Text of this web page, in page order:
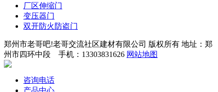
厂区伸缩门
变压器门
双开防火防盗门
郑州市老哥吧!老哥交流社区建材有限公司 版权所有 地址：郑
州市四环中段 手机：13303831626 网站地图
咨询电话
产品中心